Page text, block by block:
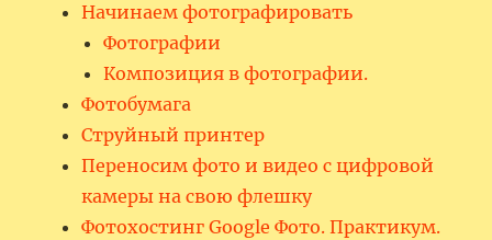
Начинаем фотографировать
Фотографии
Композиция в фотографии.
Фотобумага
Струйный принтер
Переносим фото и видео с цифровой
камеры на свою флешку
Фотохостинг Google Фото. Практикум.